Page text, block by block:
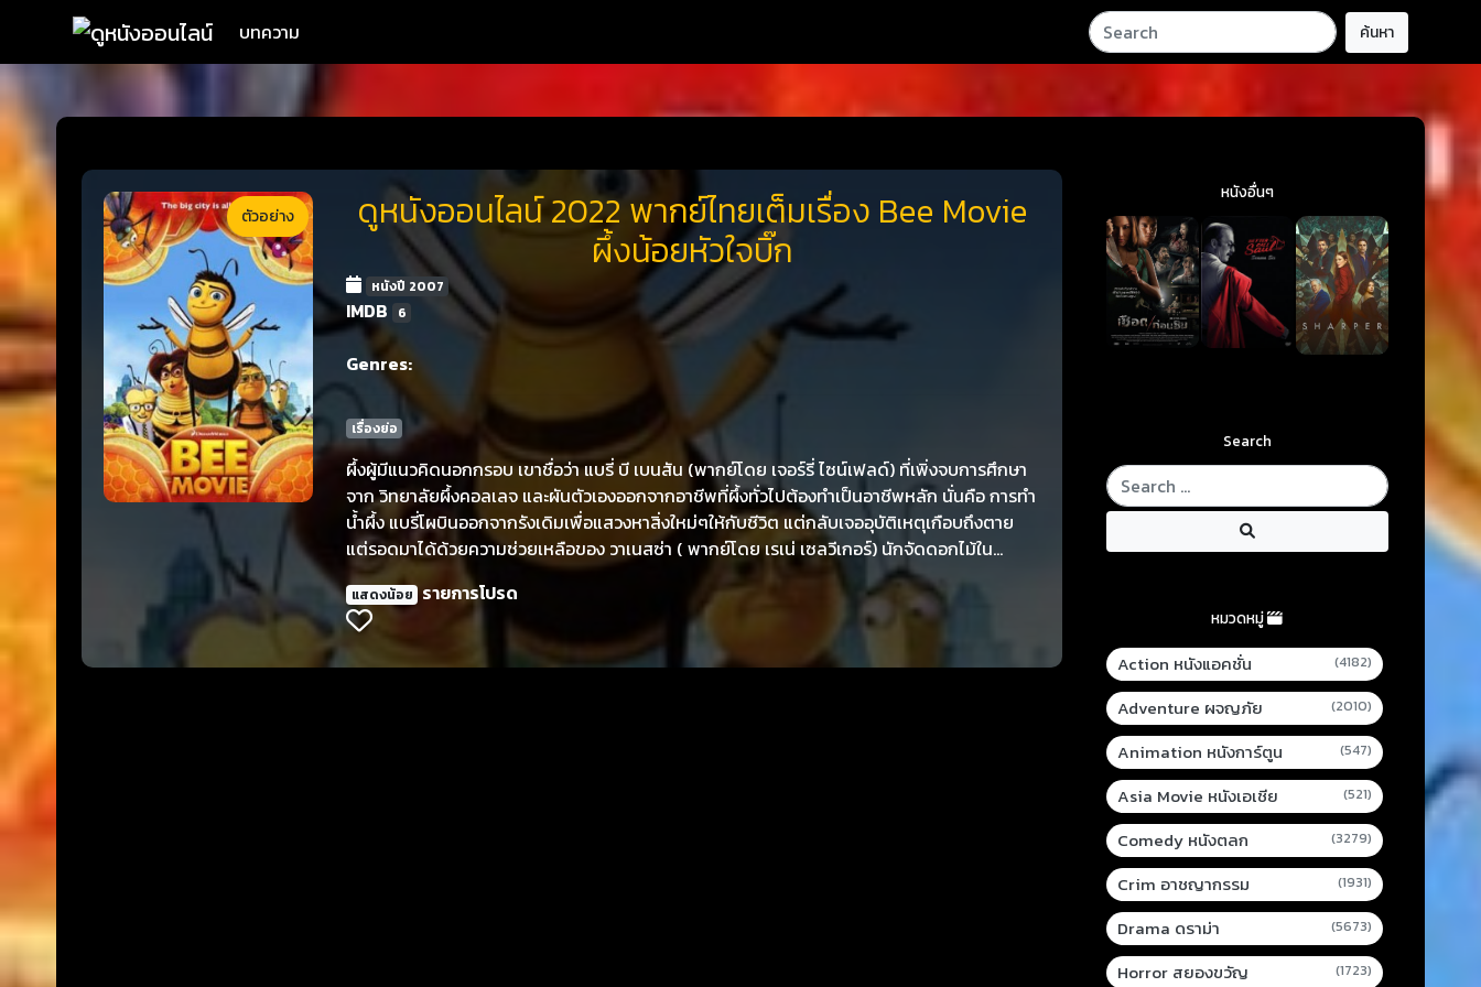
บทความ ค้นหา
ตัวอย่าง
ดูหนังออนไลน์ 2022 พากย์ไทยเต็มเรื่อง Bee Movie
ผึ้งน้อยหัวใจบิ๊ก
หนังปี 2007
IMDB 6
Genres:
เรื่องย่อ
ผึ้งผู้มีแนวคิดนอกกรอบ เขาชื่อว่า แบรี่ บี เบนสัน (พากย์โดย เจอร์รี่ ไซน์เฟลด์) ที่เพิ่งจบการศึกษา
จาก วิทยาลัยผึ้งคอลเลจ และผันตัวเองออกจากอาชีพที่ผึ้งทั่วไปต้องทำเป็นอาชีพหลัก นั่นคือ การทำ
น้ำผึ้ง แบรี่โผบินออกจากรังเดิมเพื่อแสวงหาสิ่งใหม่ๆให้กับชีวิต แต่กลับเจออุบัติเหตุเกือบถึงตาย
แต่รอดมาได้ด้วยความช่วยเหลือของ วาเนสซ่า ( พากย์โดย เรเน่ เซลวีเกอร์) นักจัดดอกไม้ใน
นิวยอร์คซิตี้ พวกเขาสานต่อความสัมพันธ์กันมากขึ้น ในขณะเดียวกัน แบรี่ก็พบว่าพวกมนุษย์นั้นเป็น
พวกที่ชอบเก็บเอาน้ำผึ้งมากิน แบรี่ บี จึงตัดสินใจที่จะหาทางแก้เผ็ดพวกที่ชอบแย่งเอาน้ำผึ้งมาจาก
เจ้าของที่แท้จริง ซึ่งก็คือ ผึ้งอย่างเขานั่นเอง
แสดงน้อย รายการโปรด
หนังอื่นๆ
Search
หมวดหมู่
Action หนังแอคชั่น (4182)
Adventure ผจญภัย (2010)
Animation หนังการ์ตูน (547)
Asia Movie หนังเอเชีย (521)
Comedy หนังตลก (3279)
Crim อาชญากรรม (1931)
Drama ดราม่า (5673)
Horror สยองขวัญ (1723)